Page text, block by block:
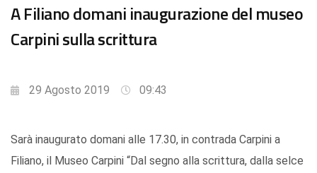
A Filiano domani inaugurazione del museo
Carpini sulla scrittura
29 Agosto 2019 09:43
Sarà inaugurato domani alle 17.30, in contrada Carpini a
Filiano, il Museo Carpini “Dal segno alla scrittura, dalla selce